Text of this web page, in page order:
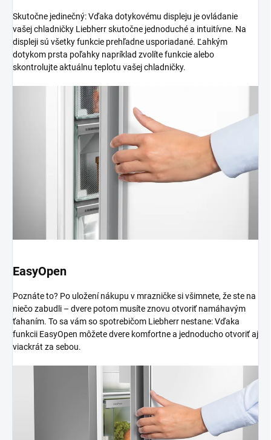
Skutočne jedinečný: Vďaka dotykovému displeju je ovládanie
vašej chladničky Liebherr skutočne jednoduché a intuitívne. Na
displeji sú všetky funkcie prehľadne usporiadané. Ľahkým
dotykom prsta poľahky napríklad zvolíte funkcie alebo
skontrolujte aktuálnu teplotu vašej chladničky.
EasyOpen
Poznáte to? Po uložení nákupu v mrazničke si všimnete, že ste na
niečo zabudli – dvere potom musíte znovu otvoriť namáhavým
ťahaním. To sa vám so spotrebičom Liebherr nestane: Vďaka
funkcii EasyOpen môžete dvere komfortne a jednoducho otvoriť aj
viackrát za sebou.